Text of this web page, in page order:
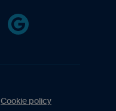
FacebookGoogle business
Cookie policy